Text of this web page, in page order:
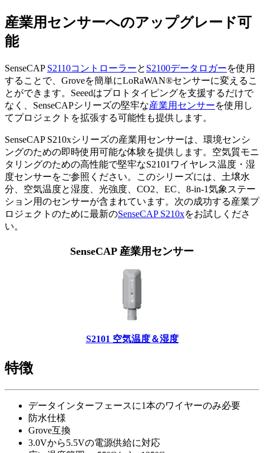
産業用センサーへのアップグレード可
能
SenseCAP S2110コントローラーと S2100データロガーを使用
することで、Groveを簡単にLoRaWAN®センサーに変えるこ
とができます。Seeedはプロトタイピングを支援するだけで
なく、SenseCAPシリーズの堅牢な産業用センサーを使用し
てプロジェクトを拡張する可能性も提供します。
SenseCAP S210xシリーズの産業用センサーは、環境センシ
ングのための即時使用可能な体験を提供します。空気質モニ
タリングのための高性能で堅牢なS2101ワイヤレス温度・湿
度センサーをご参照ください。このシリーズには、土壌水
分、空気温度と湿度、光強度、CO2、EC、8-in-1気象ステー
ション用のセンサーが含まれています。次の成功する産業プ
ロジェクトのために最新のSenseCAP S210xをお試しくださ
い。
SenseCAP 産業用センサー
S2101 空気温度＆湿度
特徴
データインターフェースに1本のワイヤーのみ必要
防水仕様
Grove互換
3.0Vから5.5Vの電源供給に対応